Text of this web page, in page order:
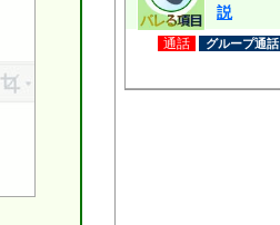
説
通話 グループ通話